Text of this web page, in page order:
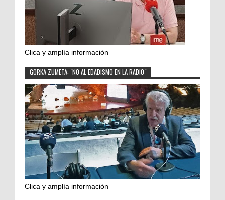
Clica y amplía información
GORKA ZUMETA: "NO AL EDADISMO EN LA RADIO"
Clica y amplía información